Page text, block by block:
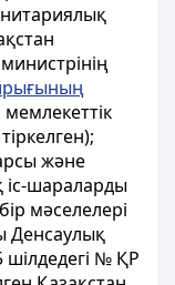
және
шараларды
мәселелері
Денсаулық
шiлдедегi № ҚР